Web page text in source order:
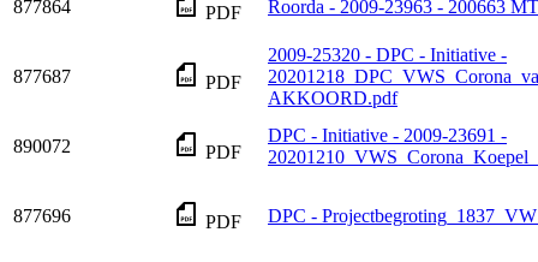
877864 PDF Roorda - 2009-23963 - 200663
877687 PDF
2009-25320 - DPC - Initiative -
AKKOORD.pdf
890072 PDF
DPC - Initiative - 2009-23691 -
877696 PDF DPC -